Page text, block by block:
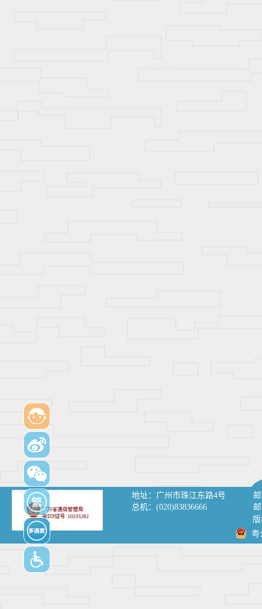
地址： 广州市珠江东路4号
总机： (020)83836666
粤